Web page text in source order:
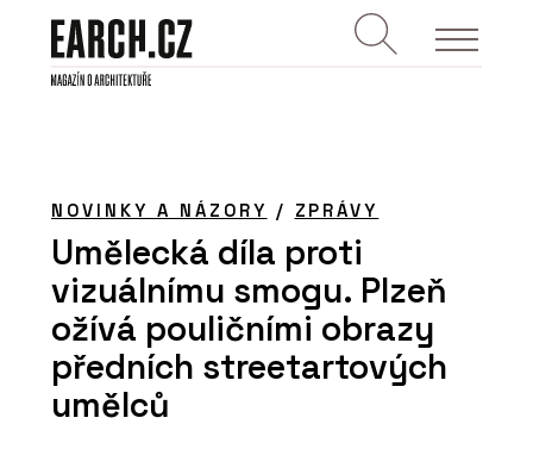
NOVINKY A NÁZORY / ZPRÁVY
Umělecká díla proti
vizuálnímu smogu. Plzeň
ožívá pouličními obrazy
předních streetartových
umělců